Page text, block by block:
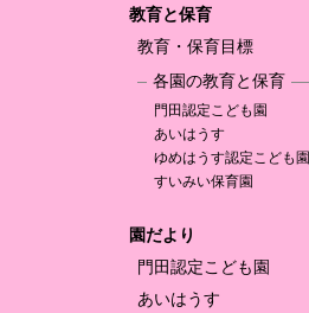
教育と保育
教育・保育目標
各園の教育と保育
門田認定こども園
あいはうす
ゆめはうす認定こども園
すいみい保育園
園だより
門田認定こども園
あいはうす